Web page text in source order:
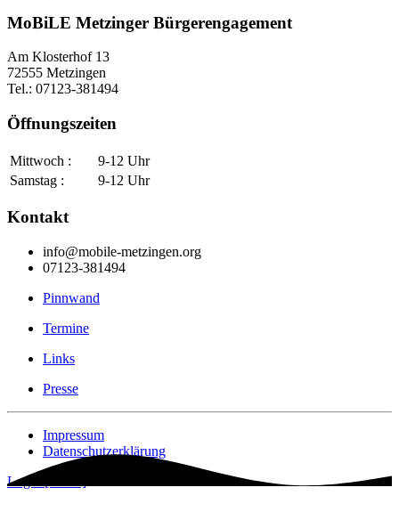
MoBiLE Metzinger Bürgerengagement
Am Klosterhof 13
72555 Metzingen
Tel.: 07123-381494
Öffnungszeiten
Mittwoch :
9-12 Uhr
Samstag :
9-12 Uhr
Kontakt
info@mobile-metzingen.org
07123-381494
Pinnwand
Termine
Links
Presse
Impressum
Datenschutzerklärung
Login [Intern]